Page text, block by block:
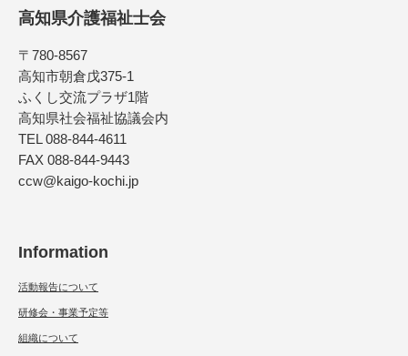
高知県介護福祉士会
〒780-8567
高知市朝倉戊375-1
ふくし交流プラザ1階
高知県社会福祉協議会内
TEL 088-844-4611
FAX 088-844-9443
ccw@kaigo-kochi.jp
Information
活動報告について
研修会・事業予定等
組織について